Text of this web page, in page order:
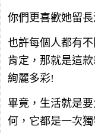
你們更喜歡她留
也許每個人都有
肯定，那就是這
絢麗多彩!
畢竟，生活就是
何，它都是一次獨